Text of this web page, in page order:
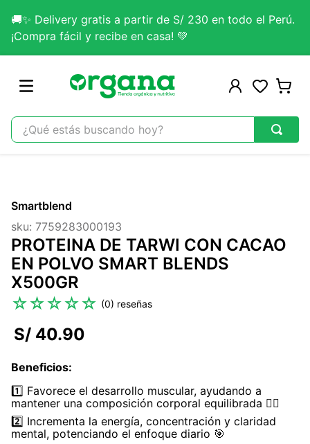
🚚✨ Delivery gratis a partir de S/ 230 en todo el Perú.
¡Compra fácil y recibe en casa! 💚
¿Qué estás buscando hoy?
2.
citrato magnesio
3.
colageno
4 .
kefir
5.
glicinato magnesio
6 .
melena leon
7.
lab nutrition
10. proteina
Smartblend
sku: 7759283000193
PROTEINA DE TARWI CON CACAO
EN POLVO SMART BLENDS
X500GR
☆☆☆☆☆ (0)
S/ 40.90
Beneficios:
1️⃣ Favorece el desarrollo muscular, ayudando a
mantener una composición corporal equilibrada 🏋️‍♀️
2️⃣ Incrementa la energía, concentración y claridad
mental, potenciando el enfoque diario 🎯